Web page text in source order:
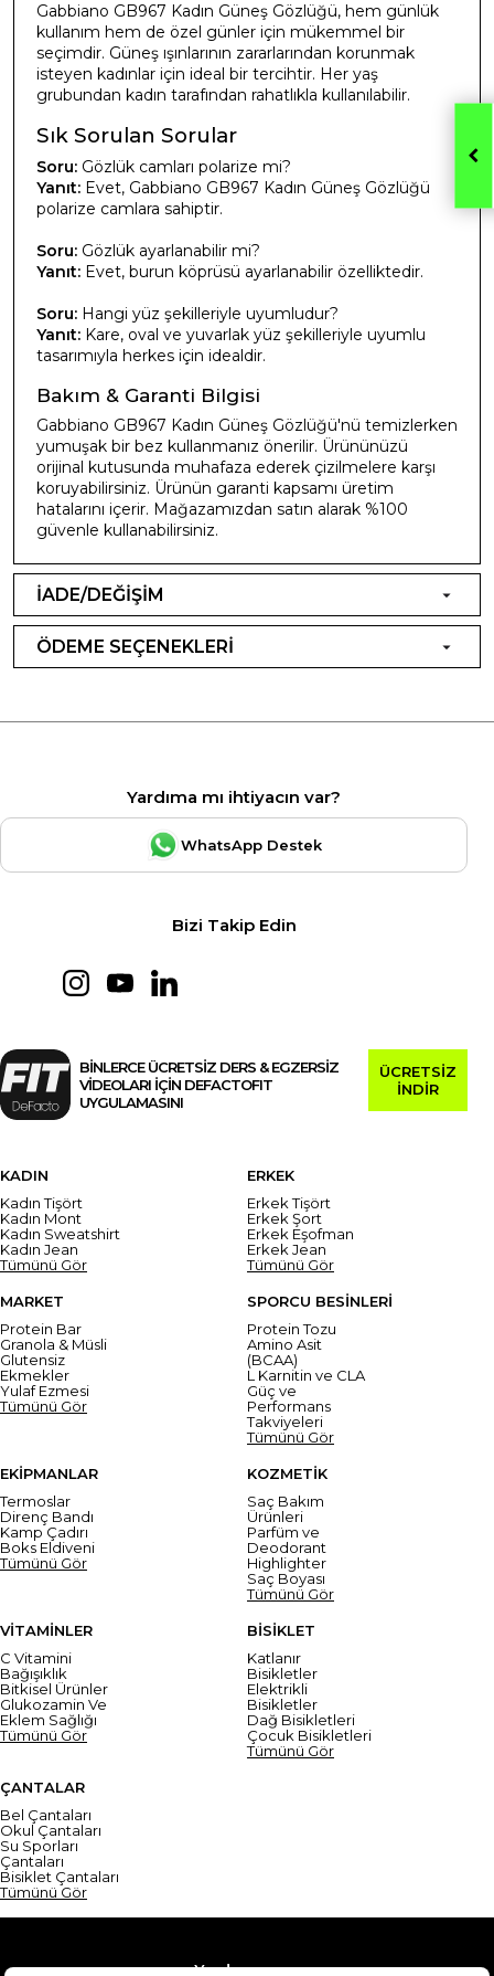
Gabbiano GB967 Kadın Güneş Gözlüğü, hem günlük
kullanım hem de özel günler için mükemmel bir
seçimdir. Güneş ışınlarının zararlarından korunmak
isteyen kadınlar için ideal bir tercihtir. Her yaş
grubundan kadın tarafından rahatlıkla kullanılabilir.
Sık Sorulan Sorular
Soru: Gözlük camları polarize mi?
Yanıt: Evet, Gabbiano GB967 Kadın Güneş Gözlüğü
polarize camlara sahiptir.
Soru: Gözlük ayarlanabilir mi?
Yanıt: Evet, burun köprüsü ayarlanabilir özelliktedir.
Soru: Hangi yüz şekilleriyle uyumludur?
Yanıt: Kare, oval ve yuvarlak yüz şekilleriyle uyumlu
tasarımıyla herkes için idealdir.
Bakım & Garanti Bilgisi
Gabbiano GB967 Kadın Güneş Gözlüğü'nü temizlerken
yumuşak bir bez kullanmanız önerilir. Ürününüzü
orijinal kutusunda muhafaza ederek çizilmelere karşı
koruyabilirsiniz. Ürünün garanti kapsamı üretim
hatalarını içerir. Mağazamızdan satın alarak %100
güvenle kullanabilirsiniz.
İADE/DEĞİŞİM
ÖDEME SEÇENEKLERİ
Yardıma mı ihtiyacın var?
WhatsApp Destek
Bizi Takip Edin
BİNLERCE ÜCRETSİZ DERS & EGZERSİZ
VİDEOLARI İÇİN DEFACTOFIT
UYGULAMASINI
ÜCRETSİZ
İNDİR
KADIN
Kadın Tişört
Kadın Mont
Kadın Sweatshirt
Kadın Jean
Tümünü Gör
ERKEK
Erkek Tişört
Erkek Şort
Erkek Eşofman
Erkek Jean
Tümünü Gör
MARKET
Protein Bar
Granola & Müsli
Glutensiz
Ekmekler
Yulaf Ezmesi
Tümünü Gör
SPORCU BESİNLERİ
Protein Tozu
Amino Asit
(BCAA)
L Karnitin ve CLA
Güç ve
Performans
Takviyeleri
Tümünü Gör
EKİPMANLAR
Termoslar
Direnç Bandı
Kamp Çadırı
Boks Eldiveni
Tümünü Gör
KOZMETİK
Saç Bakım
Ürünleri
Parfüm ve
Deodorant
Highlighter
Saç Boyası
Tümünü Gör
VİTAMİNLER
C Vitamini
Bağışıklık
Bitkisel Ürünler
Glukozamin Ve
Eklem Sağlığı
Tümünü Gör
BİSİKLET
Katlanır
Bisikletler
Elektrikli
Bisikletler
Dağ Bisikletleri
Çocuk Bisikletleri
Tümünü Gör
ÇANTALAR
Bel Çantaları
Okul Çantaları
Su Sporları
Çantaları
Bisiklet Çantaları
Tümünü Gör
Yardım